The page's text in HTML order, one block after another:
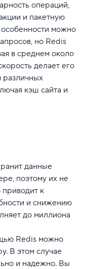
операций,
и пакетную
можно
но Redis
в среднем около
делает его
различных
кэш сайта и
данные
поэтому их не
к
и снижению
до миллиона
Redis можно
В этом случае
и надежно. Вы